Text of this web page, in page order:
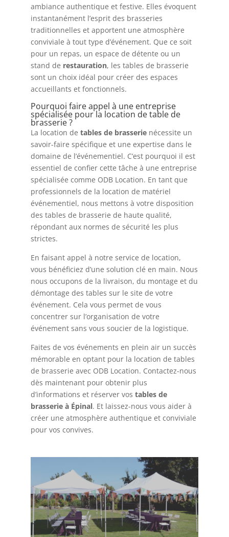
ambiance authentique et festive. Elles évoquent
instantanément l’esprit des brasseries
traditionnelles et apportent une atmosphère
conviviale à tout type d’événement. Que ce soit
pour un repas, un espace de détente ou un
stand de restauration, les tables de brasserie
sont un choix idéal pour créer des espaces
accueillants et fonctionnels.
Pourquoi faire appel à une entreprise
spécialisée pour la location de table de
brasserie ?
La location de tables de brasserienécessite un
savoir-faire spécifique et une expertise dans le
domaine de l’événementiel. C’est pourquoi il est
essentiel de confier cette tâche à une entreprise
spécialisée comme ODB Location. En tant que
professionnels de la location de matériel
événementiel, nous mettons à votre disposition
des tables de brasserie de haute qualité,
répondant aux normes de sécurité les plus
strictes.
En faisant appel à notre service de location,
vous bénéficiez d’une solution clé en main. Nous
nous occupons de la livraison, du montage et du
démontage des tables sur le site de votre
événement. Cela vous permet de vous
concentrer sur l’organisation de votre
événement sans vous soucier de la logistique.
Faites de vos événements en plein air un succès
mémorable en optant pour la location de tables
de brasserie avec ODB Location. Contactez-nous
dès maintenant pour obtenir plus
d’informations et réserver vos tables de
brasserie à Épinal. Et laissez-nous vous aider à
créer une atmosphère authentique et conviviale
pour vos convives.